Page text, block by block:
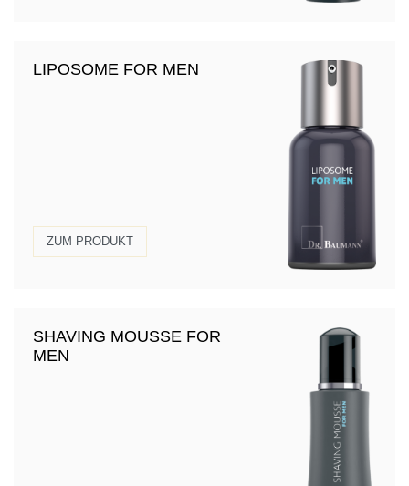
LIPOSOME FOR MEN
ZUM PRODUKT
SHAVING MOUSSE FOR
MEN